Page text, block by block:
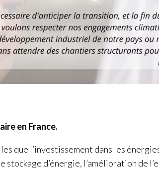
en France.
que l’investissement dans les
d’énergie, l’amélioration de